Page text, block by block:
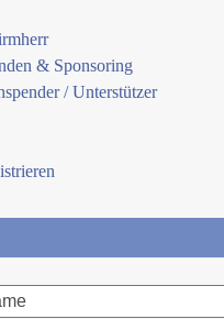
& Sponsoring
/ Unterstützer